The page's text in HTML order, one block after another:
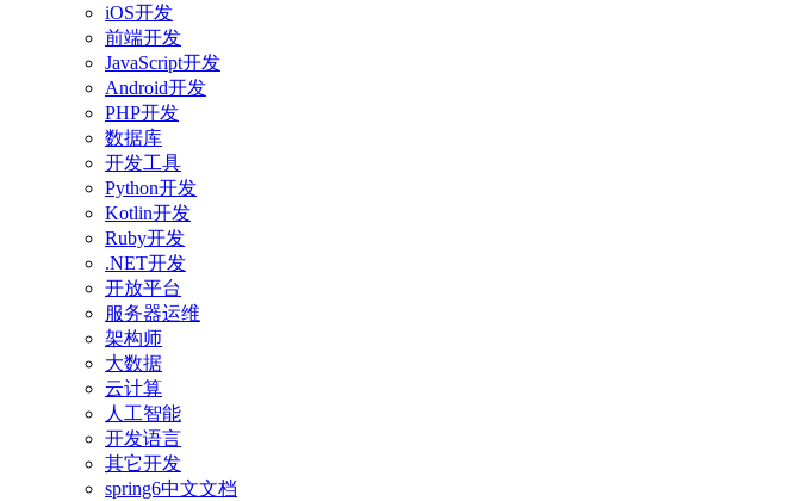
iOS开发
前端开发
JavaScript开发
Android开发
PHP开发
数据库
开发工具
Python开发
Kotlin开发
Ruby开发
.NET开发
开放平台
服务器运维
架构师
大数据
云计算
人工智能
开发语言
其它开发
spring6中文文档